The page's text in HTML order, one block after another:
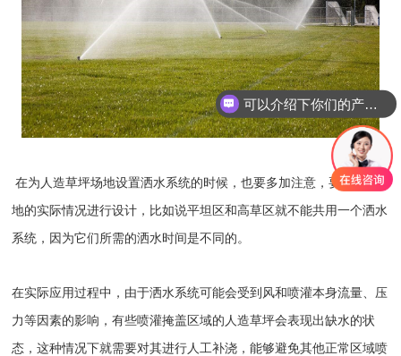
在为人造草坪场地设置洒水系统的时候，也要多加注意，要根据场
地的实际情况进行设计，比如说平坦区和高草区就不能共用一个洒水
系统，因为它们所需的洒水时间是不同的。
在实际应用过程中，由于洒水系统可能会受到风和喷灌本身流量、压
力等因素的影响，有些喷灌掩盖区域的人造草坪会表现出缺水的状
态，这种情况下就需要对其进行人工补浇，能够避免其他正常区域喷
可以介绍下你们的产品么